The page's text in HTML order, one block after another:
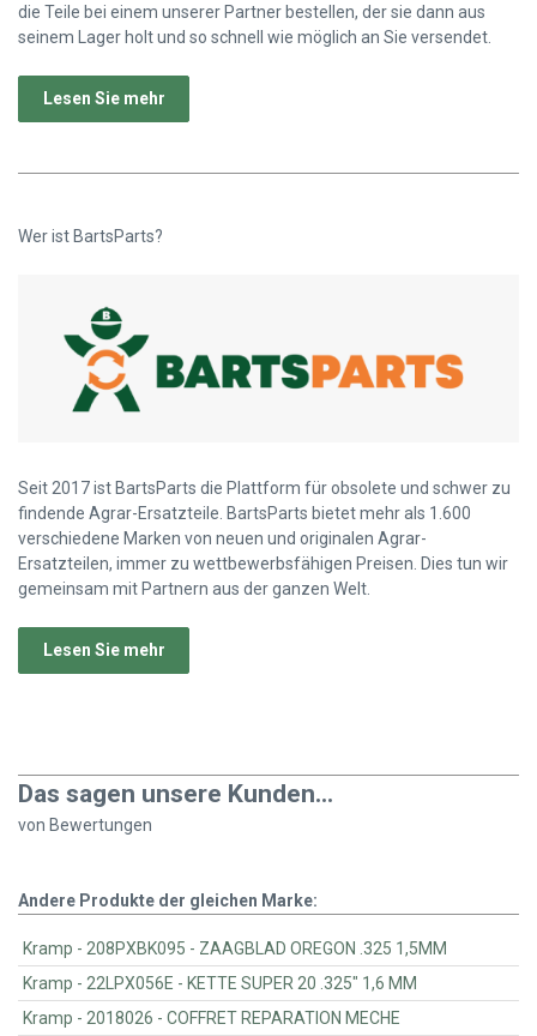
die Teile bei einem unserer Partner bestellen, der sie dann aus
seinem Lager holt und so schnell wie möglich an Sie versendet.
Lesen Sie mehr
Wer ist BartsParts?
Seit 2017 ist BartsParts die Plattform für obsolete und schwer zu
findende Agrar-Ersatzteile. BartsParts bietet mehr als 1.600
verschiedene Marken von neuen und originalen Agrar-
Ersatzteilen, immer zu wettbewerbsfähigen Preisen. Dies tun wir
gemeinsam mit Partnern aus der ganzen Welt.
Lesen Sie mehr
Das sagen unsere Kunden...
von Bewertungen
Andere Produkte der gleichen Marke:
Kramp - 208PXBK095 - ZAAGBLAD OREGON .325 1,5MM
Kramp - 22LPX056E - KETTE SUPER 20 .325" 1,6 MM
Kramp - 2018026 - COFFRET REPARATION MECHE